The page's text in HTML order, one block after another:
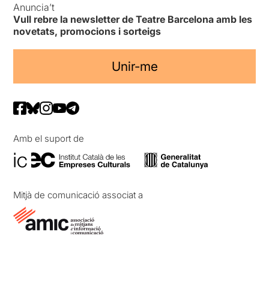
Anuncia’t
Vull rebre la newsletter de Teatre Barcelona amb les
novetats, promocions i sorteigs
Unir-me
Amb el suport de
Mitjà de comunicació associat a